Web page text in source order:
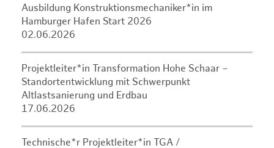
Ausbildung Konstruktionsmechaniker*in im
Hamburger Hafen Start 2026
02.06.2026
Projektleiter*in Transformation Hohe Schaar –
Standortentwicklung mit Schwerpunkt
Altlastsanierung und Erdbau
17.06.2026
Technische*r Projektleiter*in TGA /